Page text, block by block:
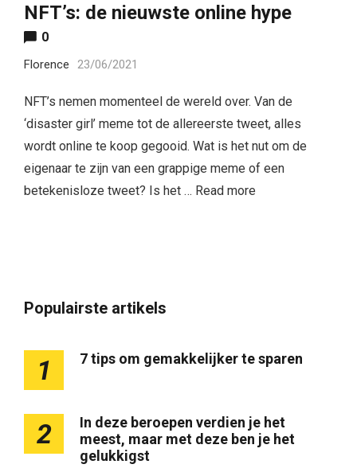
NFT’s: de nieuwste online hype
0
Florence 23/06/2021
NFT’s nemen momenteel de wereld over. Van de
‘disaster girl’ meme tot de allereerste tweet, alles
wordt online te koop gegooid. Wat is het nut om de
eigenaar te zijn van een grappige meme of een
betekenisloze tweet? Is het … Read more
Populairste artikels
1 7 tips om gemakkelijker te sparen
2
In deze beroepen verdien je het
meest, maar met deze ben je het
gelukkigst